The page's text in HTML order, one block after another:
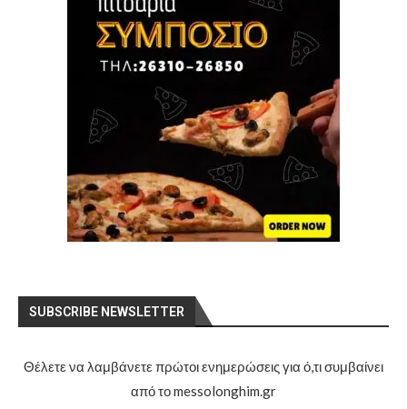
SUBSCRIBE NEWSLETTER
Θέλετε να λαμβάνετε πρώτοι ενημερώσεις για ό,τι συμβαίνει
από το messolonghim.gr